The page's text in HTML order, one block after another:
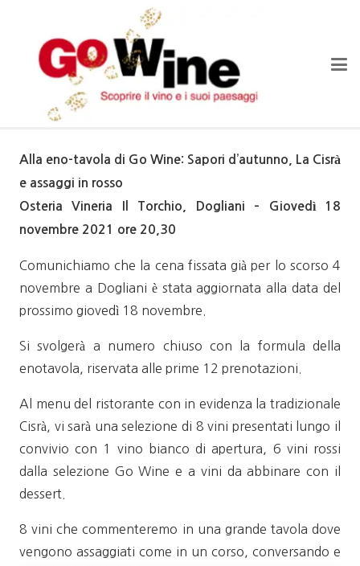
Alla eno-tavola di Go Wine: Sapori d’autunno, La Cisrà
e assaggi in rosso
Osteria Vineria Il Torchio, Dogliani – Giovedì 18
novembre 2021 ore 20,30
Comunichiamo che la cena fissata già per lo scorso 4
novembre a Dogliani è stata aggiornata alla data del
prossimo giovedì 18 novembre.
Si svolgerà a numero chiuso con la formula della
enotavola, riservata alle prime 12 prenotazioni.
Al menu del ristorante con in evidenza la tradizionale
Cisrà, vi sarà una selezione di 8 vini presentati lungo il
convivio con 1 vino bianco di apertura, 6 vini rossi
dalla selezione Go Wine e a vini da abbinare con il
dessert.
8 vini che commenteremo in una grande tavola dove
vengono assaggiati come in un corso, conversando e